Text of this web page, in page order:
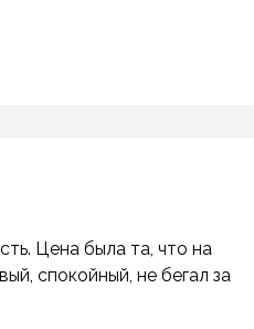
Цена была та, что на
спокойный, не бегал за